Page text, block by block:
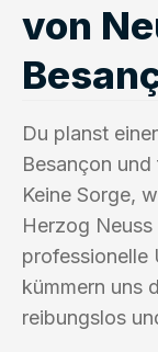
von
Du planst
Besançon
Keine Sorge,
Herzog
professionelle
kümmern uns
reibungslos